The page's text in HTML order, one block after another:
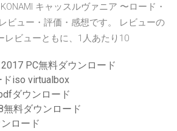
キャッスルヴァニア 〜ロード・
ビュー・評価・感想です。 レビューの
レビューともに、1人あたり10
PC無料ダウンロード
iso virtualbox
ダウンロード
料ダウンロード
ロード